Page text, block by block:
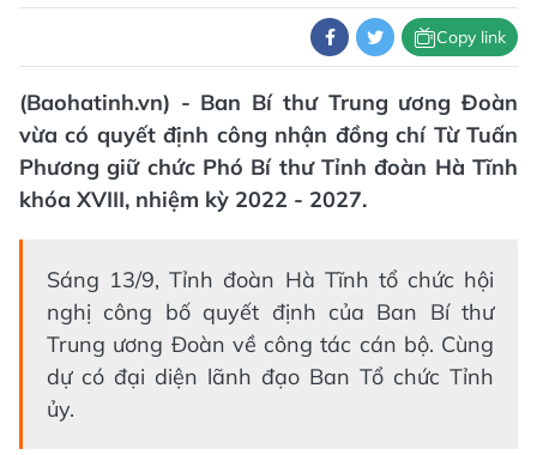
Copy link
(Baohatinh.vn) - Ban Bí thư Trung ương Đoàn
vừa có quyết định công nhận đồng chí Từ Tuấn
Phương giữ chức Phó Bí thư Tỉnh đoàn Hà Tĩnh
khóa XVIII, nhiệm kỳ 2022 - 2027.
Sáng 13/9, Tỉnh đoàn Hà Tĩnh tổ chức hội
nghị công bố quyết định của Ban Bí thư
Trung ương Đoàn về công tác cán bộ. Cùng
dự có đại diện lãnh đạo Ban Tổ chức Tỉnh
ủy.